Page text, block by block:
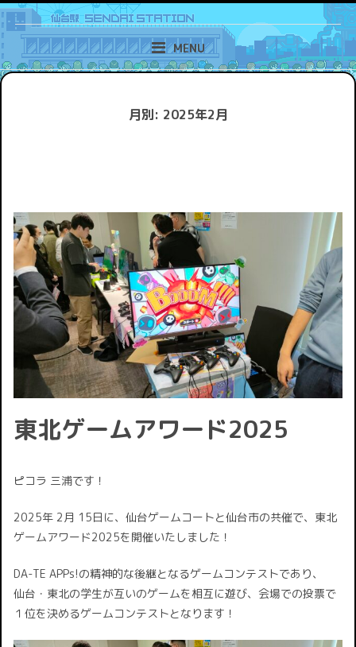
Skip
to
content
ゲーム作りが好きだから。「おもしろい」を提供するために、仙台で始まる
新しい取り組み。
MENU
月別: 2025年2月
東北ゲームアワード2025
ピコラ 三浦です！
2025年 2月 15日に、仙台ゲームコートと仙台市の共催で、東北
ゲームアワード2025を開催いたしました！
DA-TE APPs!の精神的な後継となるゲームコンテストであり、
仙台・東北の学生が互いのゲームを相互に遊び、会場での投票で
１位を決めるゲームコンテストとなります！